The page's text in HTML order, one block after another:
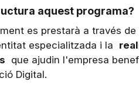
aquest programa?
es prestarà a través de
especialitzada i la
que ajudin l'empresa
Digital.